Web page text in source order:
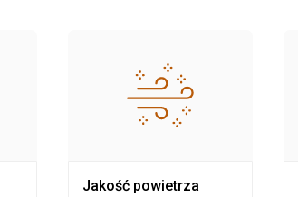
Jakość powietrza